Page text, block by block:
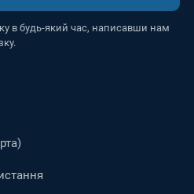
в будь-який час, написавши нам